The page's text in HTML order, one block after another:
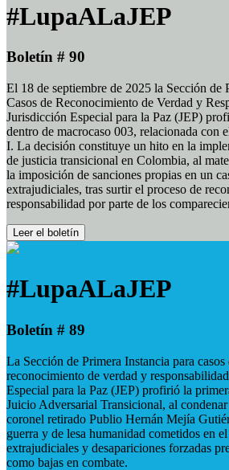
#LupaALaJEP
Boletín # 90
El 18 de septiembre de 2025 la Sección de
Casos de Reconocimiento de Verdad y
Jurisdicción Especial para la Paz (JEP)
dentro de macrocaso 003, relacionada con
I. La decisión constituye un hito en la
de justicia transicional en Colombia, al
la imposición de sanciones propias en un
extrajudiciales, tras surtir el proceso de
responsabilidad por parte de los
Leer el boletín
#LupaALaJEP
Boletín # 89
La Sección de Primera Instancia para casos
reconocimiento de verdad y
Especial para la Paz (JEP) profirió la
Juicio Adversarial Transicional, al
coronel retirado Publio Hernán Mejía
guerra y de lesa humanidad cometidos en
extrajudiciales y desapariciones forzadas
como bajas en combate.